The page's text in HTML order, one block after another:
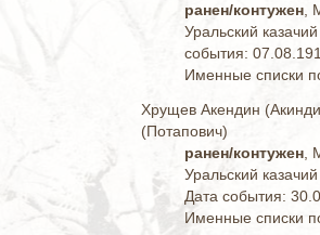
ранен/контужен ,
Уральский
события:
Именные списки
Хрущев Акендин
(Потапович)
ранен/контужен ,
Уральский
Дата события:
Именные списки